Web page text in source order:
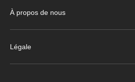
À propos de nous
Légale